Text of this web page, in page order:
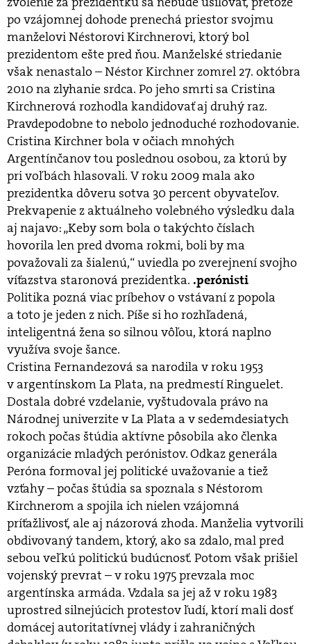
po vzájomnej dohode prenechá priestor svojmu
manželovi Néstorovi Kirchnerovi, ktorý bol
prezidentom ešte pred ňou. Manželské striedanie
však nenastalo – Néstor Kirchner zomrel 27. októbra
2010 na zlyhanie srdca. Po jeho smrti sa Cristina
Kirchnerová rozhodla kandidovať aj druhý raz.
Pravdepodobne to nebolo jednoduché rozhodovanie.
Cristina Kirchner bola v očiach mnohých
Argentínčanov tou poslednou osobou, za ktorú by
pri voľbách hlasovali. V roku 2009 mala ako
prezidentka dôveru sotva 30 percent obyvateľov.
Prekvapenie z aktuálneho volebného výsledku dala
aj najavo: „Keby som bola o takýchto číslach
hovorila len pred dvoma rokmi, boli by ma
považovali za šialenú,“ uviedla po zverejnení svojho
víťazstva staronová prezidentka. .perónisti
Politika pozná viac príbehov o vstávaní z popola
a toto je jeden z nich. Píše si ho rozhľadená,
inteligentná žena so silnou vôľou, ktorá naplno
využíva svoje šance.
Cristina Fernandezová sa narodila v roku 1953
v argentínskom La Plata, na predmestí Ringuelet.
Dostala dobré vzdelanie, vyštudovala právo na
Národnej univerzite v La Plata a v sedemdesiatych
rokoch počas štúdia aktívne pôsobila ako členka
organizácie mladých perónistov. Odkaz generála
Peróna formoval jej politické uvažovanie a tiež
vzťahy – počas štúdia sa spoznala s Néstorom
Kirchnerom a spojila ich nielen vzájomná
príťažlivosť, ale aj názorová zhoda. Manželia vytvorili
obdivovaný tandem, ktorý, ako sa zdalo, mal pred
sebou veľkú politickú budúcnosť. Potom však prišiel
vojenský prevrat – v roku 1975 prevzala moc
argentínska armáda. Vzdala sa jej až v roku 1983
uprostred silnejúcich protestov ľudí, ktorí mali dosť
domácej autoritatívnej vlády i zahraničných